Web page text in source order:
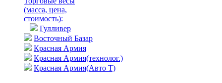
(масса, цена,
стоимость):
Гулливер
Восточный Базар
Красная Армия
Красная Армия(технолог.)
Красная Армия(Авто Т)